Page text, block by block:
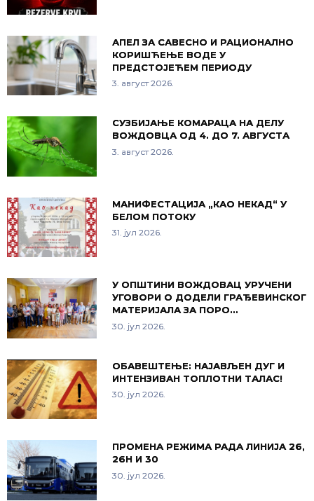
АПЕЛ ЗА САВЕСНО И РАЦИОНАЛНО
КОРИШЋЕЊЕ ВОДЕ У
ПРЕДСТОЈЕЋЕМ ПЕРИОДУ
3. август 2026.
СУЗБИЈАЊЕ КОМАРАЦА НА ДЕЛУ
ВОЖДОВЦА ОД 4. ДО 7. АВГУСТА
3. август 2026.
МАНИФЕСТАЦИЈА „КАО НЕКАД“ У
БЕЛОМ ПОТОКУ
31. јул 2026.
У ОПШТИНИ ВОЖДОВАЦ УРУЧЕНИ
УГОВОРИ О ДОДЕЛИ ГРАЂЕВИНСКОГ
МАТЕРИЈАЛА ЗА ПОРО…
30. јул 2026.
ОБАВЕШТЕЊЕ: НАЈАВЉЕН ДУГ И
ИНТЕНЗИВАН ТОПЛОТНИ ТАЛАС!
30. јул 2026.
ПРОМЕНА РЕЖИМА РАДА ЛИНИЈА 26,
26Н И 30
30. јул 2026.